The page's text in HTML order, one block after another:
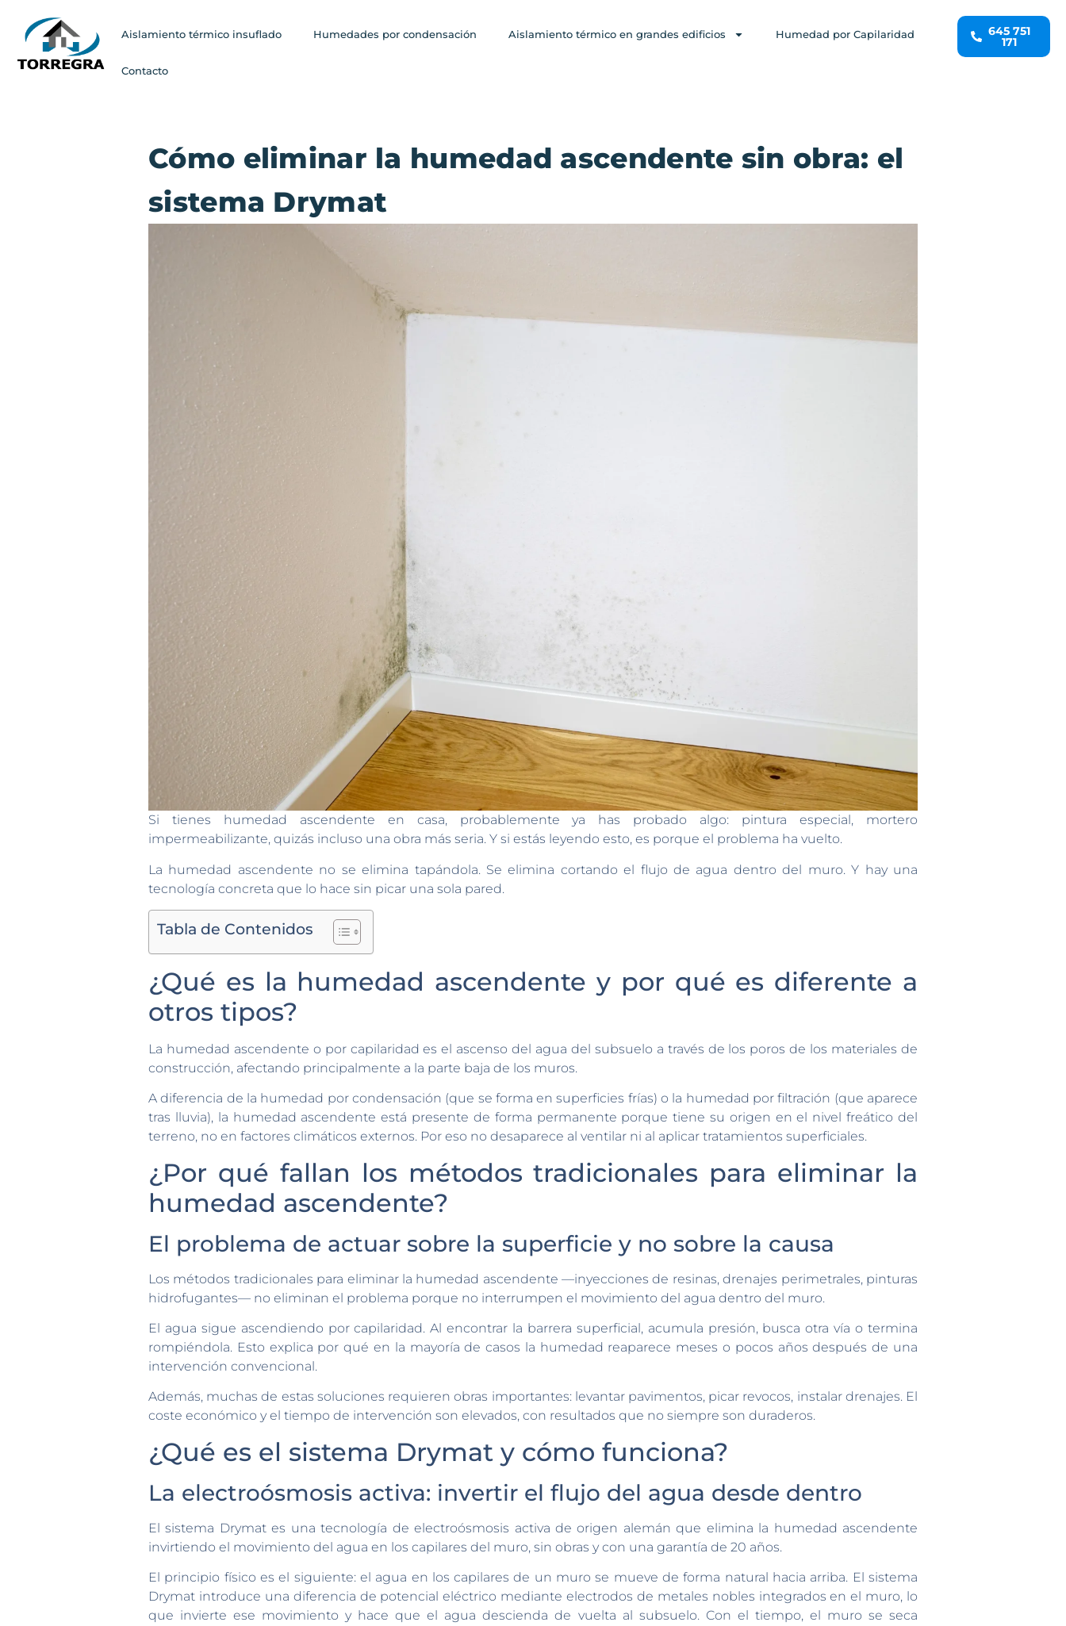
Aislamiento térmico insuflado Humedades por condensación Aislamiento térmico en grandes edificios Humedad por Capilaridad
Contacto
645 751
171
Cómo eliminar la humedad ascendente sin obra: el
sistema Drymat
Si tienes humedad ascendente en casa, probablemente ya has probado algo: pintura especial, mortero
impermeabilizante, quizás incluso una obra más seria. Y si estás leyendo esto, es porque el problema ha vuelto.
La humedad ascendente no se elimina tapándola. Se elimina cortando el flujo de agua dentro del muro. Y hay una
tecnología concreta que lo hace sin picar una sola pared.
Tabla de Contenidos
¿Qué es la humedad ascendente y por qué es diferente a
otros tipos?
La humedad ascendente o por capilaridad es el ascenso del agua del subsuelo a través de los poros de los materiales de
construcción, afectando principalmente a la parte baja de los muros.
A diferencia de la humedad por condensación (que se forma en superficies frías) o la humedad por filtración (que aparece
tras lluvia), la humedad ascendente está presente de forma permanente porque tiene su origen en el nivel freático del
terreno, no en factores climáticos externos. Por eso no desaparece al ventilar ni al aplicar tratamientos superficiales.
¿Por qué fallan los métodos tradicionales para eliminar la
humedad ascendente?
El problema de actuar sobre la superficie y no sobre la causa
Los métodos tradicionales para eliminar la humedad ascendente —inyecciones de resinas, drenajes perimetrales, pinturas
hidrofugantes— no eliminan el problema porque no interrumpen el movimiento del agua dentro del muro.
El agua sigue ascendiendo por capilaridad. Al encontrar la barrera superficial, acumula presión, busca otra vía o termina
rompiéndola. Esto explica por qué en la mayoría de casos la humedad reaparece meses o pocos años después de una
intervención convencional.
Además, muchas de estas soluciones requieren obras importantes: levantar pavimentos, picar revocos, instalar drenajes. El
coste económico y el tiempo de intervención son elevados, con resultados que no siempre son duraderos.
¿Qué es el sistema Drymat y cómo funciona?
La electroósmosis activa: invertir el flujo del agua desde dentro
El sistema Drymat es una tecnología de electroósmosis activa de origen alemán que elimina la humedad ascendente
invirtiendo el movimiento del agua en los capilares del muro, sin obras y con una garantía de 20 años.
El principio físico es el siguiente: el agua en los capilares de un muro se mueve de forma natural hacia arriba. El sistema
Drymat introduce una diferencia de potencial eléctrico mediante electrodos de metales nobles integrados en el muro, lo
que invierte ese movimiento y hace que el agua descienda de vuelta al subsuelo. Con el tiempo, el muro se seca